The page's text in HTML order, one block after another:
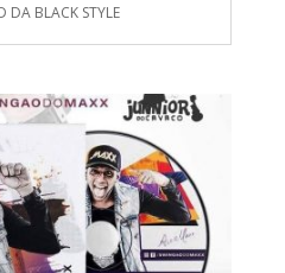
DA BLACK STYLE